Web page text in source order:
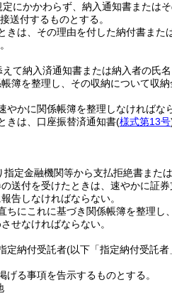
定にかかわらず、納入通知書または
送付するものとする。
は、その理由を付した納付書ま
て納入済通知書または納入者の氏
簿を整理し、その収納について収
かに関係帳簿を整理しなければな
きは、口座振替済通知書(様式第13号
指定金融機関等から支払拒絶書また
送付を受けたときは、速やかに証
告しなければならない。
ちにこれに基づき関係帳簿を整理
せなければならない。
定納付受託者(以下「指定納付受託者
る事項を告示するものとする。